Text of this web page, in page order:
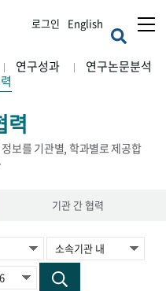
로그인 English
연구성과
연구논문분석
력
보를 기관별, 학과별로 제공합
기관 간 협력